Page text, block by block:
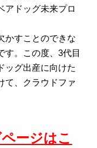
アドッグ未来プロ
かすことのできな
す。この度、3代目
ッグ出産に向けた
て、クラウドファ
ージはこ